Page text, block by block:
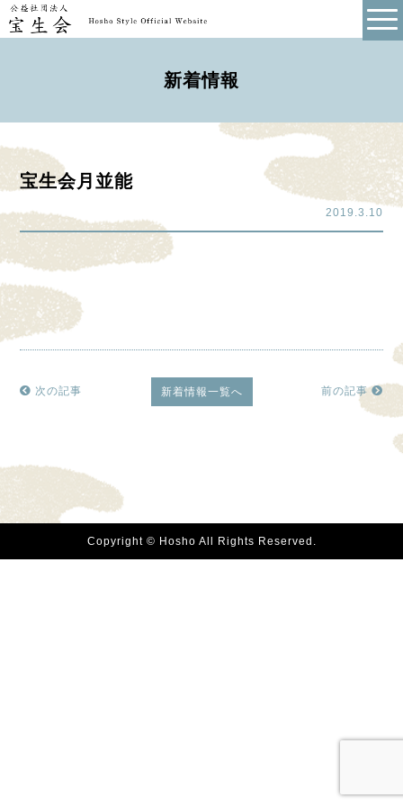
新着情報
宝生会月並能
2019.3.10
次の記事 新着情報一覧へ 前の記事
Copyright © Hosho All Rights Reserved.